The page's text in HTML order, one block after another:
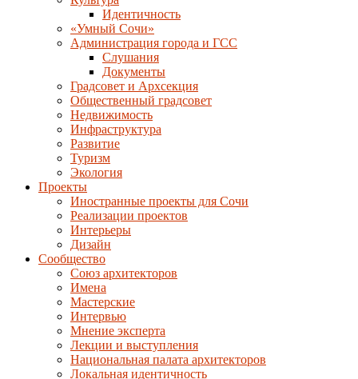
Идентичность
«Умный Сочи»
Администрация города и ГСС
Слушания
Документы
Градсовет и Архсекция
Общественный градсовет
Недвижимость
Инфраструктура
Развитие
Туризм
Экология
Проекты
Иностранные проекты для Сочи
Реализации проектов
Интерьеры
Дизайн
Сообщество
Союз архитекторов
Имена
Мастерские
Интервью
Мнение эксперта
Лекции и выступления
Национальная палата архитекторов
Локальная идентичность